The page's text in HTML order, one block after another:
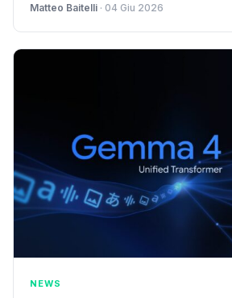
funzionando, ma la sfida vera inizia
Matteo Baitelli · 04 Giu 2026
NEWS